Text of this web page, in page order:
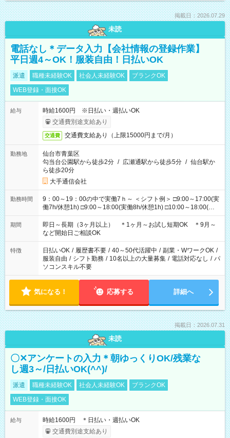
掲載日：2026.07.29
未読
電話なし＊データ入力【会社情報の登録作業】
平日週4～OK！服装自由！日払いOK
派遣 職種未経験OK 社会人未経験OK
ブランクOK
WEB登録・面接OK
給与
時給1600円 ※日払い・週払いOK
交通費別途支給あり
交通費 交通費支給あり（上限15000円まで/月）
勤務地
仙台市青葉区
勾当台公園駅から徒歩2分 / 広瀬通駅から徒歩5分 / 仙台駅か
ら徒歩20分
大手通信会社
勤務時間
9：00～19：00の中で実働7ｈ～ ＜シフト例＞ □9:00～17:00(実
働7h/休憩1h) □9:00～18:00(実働8h/休憩1h) □10:00～18:00(実
働7h/休憩1h) □10:00～19:00(実働8h/休憩1h) ＊時間固定ＯＫ
期間
即日～長期（3ヶ月以上） ＊1ヶ月～お試し短期OK ＊9月～
など開始日ご相談OK
特徴 日払いOK / 履歴書不要 / 40～50代活躍中 / 副業・WワークOK /
服装自由 / シフト勤務 / 10名以上の大量募集 / 電話対応なし / パ
ソコンスキル不要
気になる！ 応募する 詳細へ
掲載日：2026.07.31
未読
〇✕アンケートの入力＊朝ゆっくりOK/残業な
し週3～/日払いOK(^^)/
派遣 職種未経験OK 社会人未経験OK
ブランクOK
WEB登録・面接OK
給与
時給1600円 ＊日払い・週払いOK
交通費別途支給あり